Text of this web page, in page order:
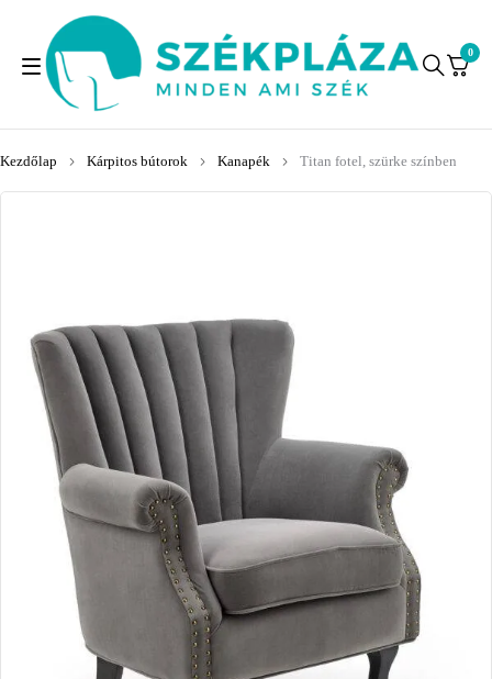
0
Kezdőlap Kárpitos bútorok Kanapék Titan fotel, szürke színben